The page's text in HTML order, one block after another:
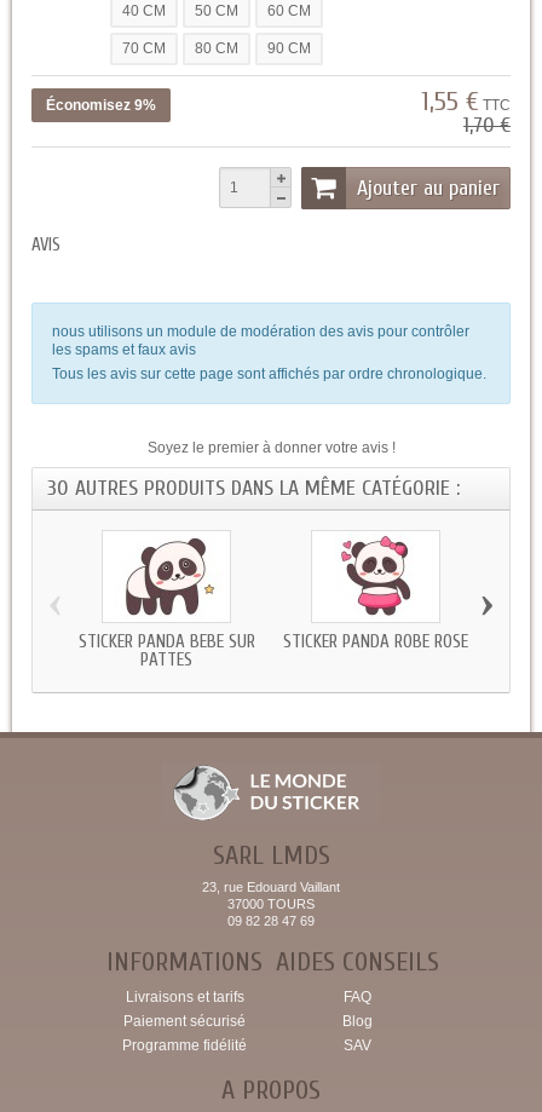
40 CM 50 CM 60 CM
70 CM 80 CM 90 CM
Économisez 9% 1,55 € TTC
1,70 €
Ajouter au panier
AVIS
nous utilisons un module de modération des avis pour contrôler
les spams et faux avis
Tous les avis sur cette page sont affichés par ordre chronologique.
Soyez le premier à donner votre avis !
30 AUTRES PRODUITS DANS LA MÊME CATÉGORIE :
STICKER PANDA BEBE SUR
PATTES
STICKER PANDA ROBE ROSE
‹ ›
SARL LMDS
23, rue Edouard Vaillant
37000 TOURS
09 82 28 47 69
INFORMATIONS
Livraisons et tarifs
Paiement sécurisé
Programme fidélité
AIDES CONSEILS
FAQ
Blog
SAV
A PROPOS